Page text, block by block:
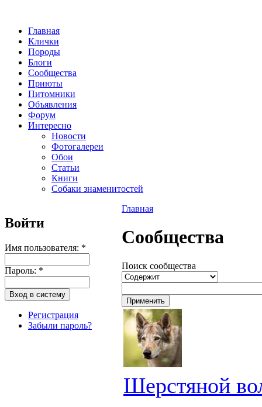
Главная
Клички
Породы
Блоги
Сообщества
Приюты
Питомники
Объявления
Форум
Интересно
Новости
Фотогалереи
Обои
Статьи
Книги
Собаки знаменитостей
Войти
Имя пользователя: *
Пароль: *
Регистрация
Забыли пароль?
Главная
Сообщества
Поиск сообщества
Шерстяной